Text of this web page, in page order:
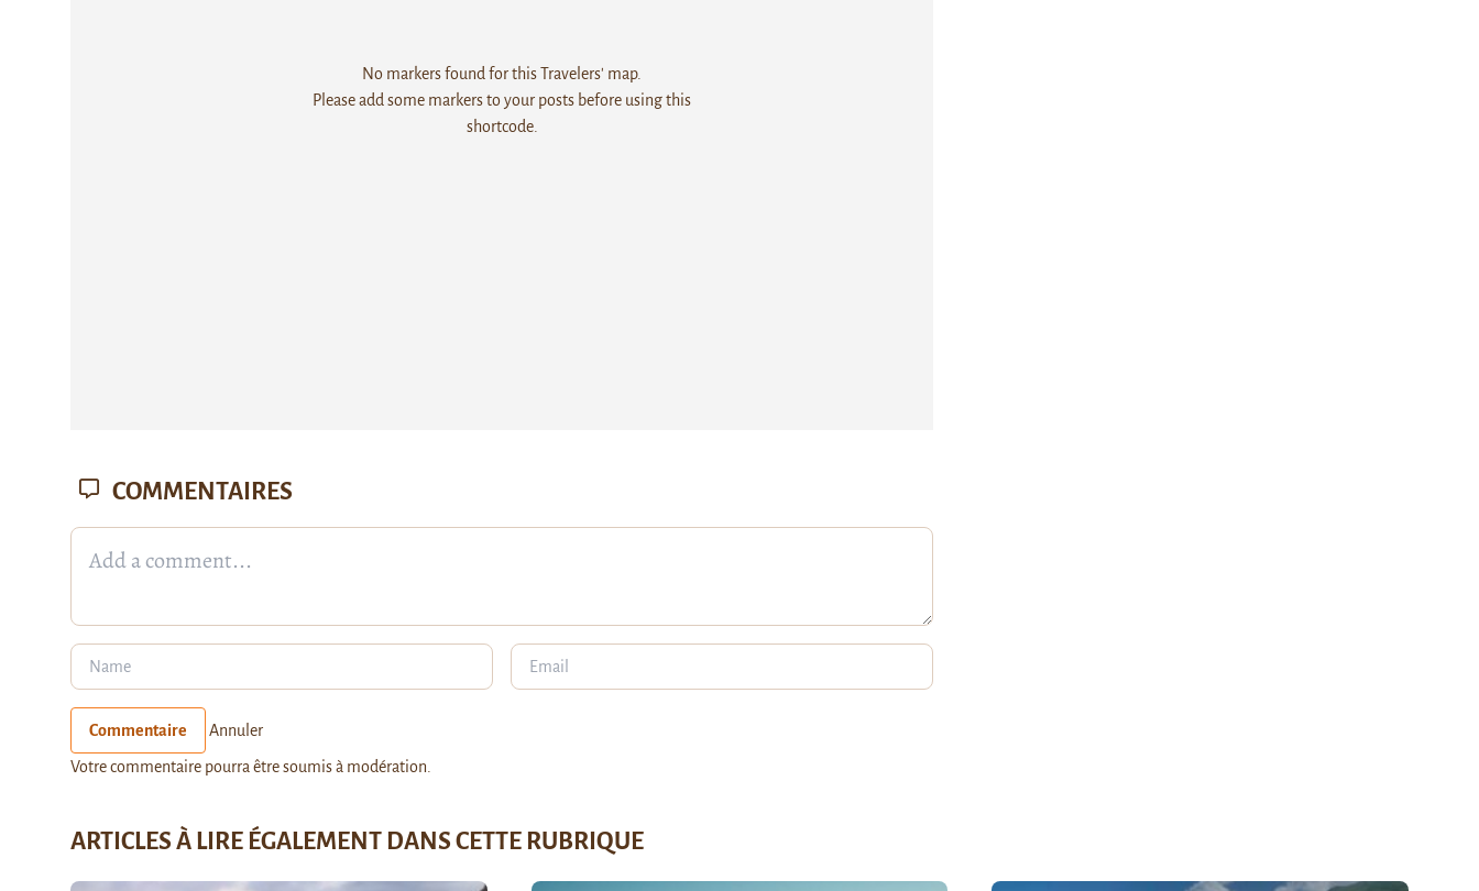
No markers found for this Travelers' map.
Please add some markers to your posts before using this
shortcode.
COMMENTAIRES
Commentaire Annuler
Votre commentaire pourra être soumis à modération.
ARTICLES À LIRE ÉGALEMENT DANS CETTE RUBRIQUE